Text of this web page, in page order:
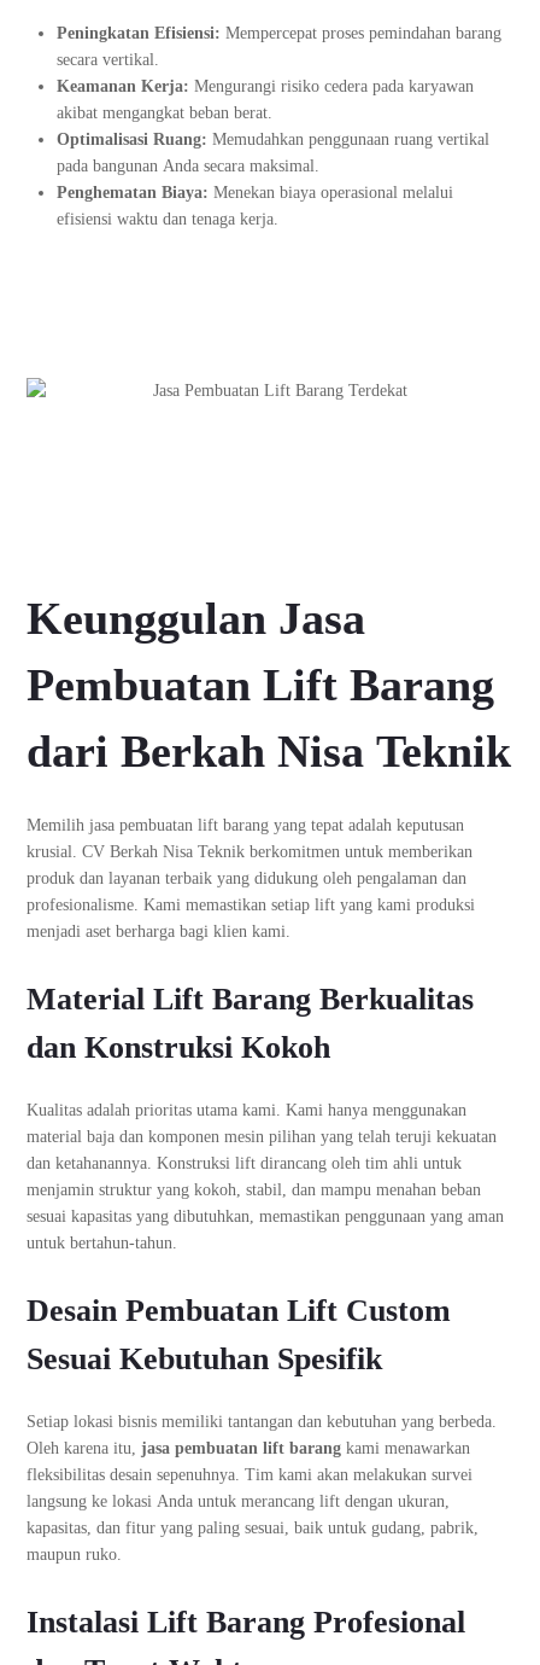
Peningkatan Efisiensi: Mempercepat proses pemindahan barang
secara vertikal.
Keamanan Kerja: Mengurangi risiko cedera pada karyawan
akibat mengangkat beban berat.
Optimalisasi Ruang: Memudahkan penggunaan ruang vertikal
pada bangunan Anda secara maksimal.
Penghematan Biaya: Menekan biaya operasional melalui
efisiensi waktu dan tenaga kerja.
Keunggulan Jasa
Pembuatan Lift Barang
dari Berkah Nisa Teknik
Memilih jasa pembuatan lift barang yang tepat adalah keputusan
krusial. CV Berkah Nisa Teknik berkomitmen untuk memberikan
produk dan layanan terbaik yang didukung oleh pengalaman dan
profesionalisme. Kami memastikan setiap lift yang kami produksi
menjadi aset berharga bagi klien kami.
Material Lift Barang Berkualitas
dan Konstruksi Kokoh
Kualitas adalah prioritas utama kami. Kami hanya menggunakan
material baja dan komponen mesin pilihan yang telah teruji kekuatan
dan ketahanannya. Konstruksi lift dirancang oleh tim ahli untuk
menjamin struktur yang kokoh, stabil, dan mampu menahan beban
sesuai kapasitas yang dibutuhkan, memastikan penggunaan yang aman
untuk bertahun-tahun.
Desain Pembuatan Lift Custom
Sesuai Kebutuhan Spesifik
Setiap lokasi bisnis memiliki tantangan dan kebutuhan yang berbeda.
Oleh karena itu,jasa pembuatan lift barang kami menawarkan
fleksibilitas desain sepenuhnya. Tim kami akan melakukan survei
langsung ke lokasi Anda untuk merancang lift dengan ukuran,
kapasitas, dan fitur yang paling sesuai, baik untuk gudang, pabrik,
maupun ruko.
Instalasi Lift Barang Profesional